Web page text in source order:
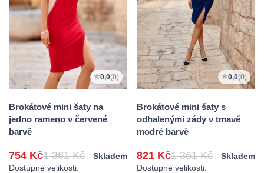
0,0(0)
Brokátové mini šaty na
jedno rameno v červené
barvě
754 Kč1 361 Kč
Skladem
Dostupné velikosti:
0,0(0)
Brokátové mini šaty s
odhalenými zády v tmavě
modré barvě
821 Kč1 361 Kč
Skladem
Dostupné velikosti: